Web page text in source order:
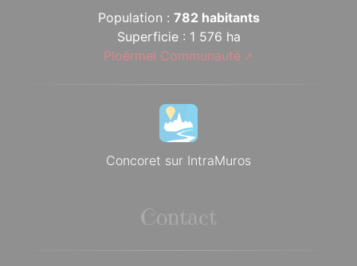
Population : 782 habitants
Superficie : 1 576 ha
Ploërmel Communauté
Concoret sur IntraMuros
Contact